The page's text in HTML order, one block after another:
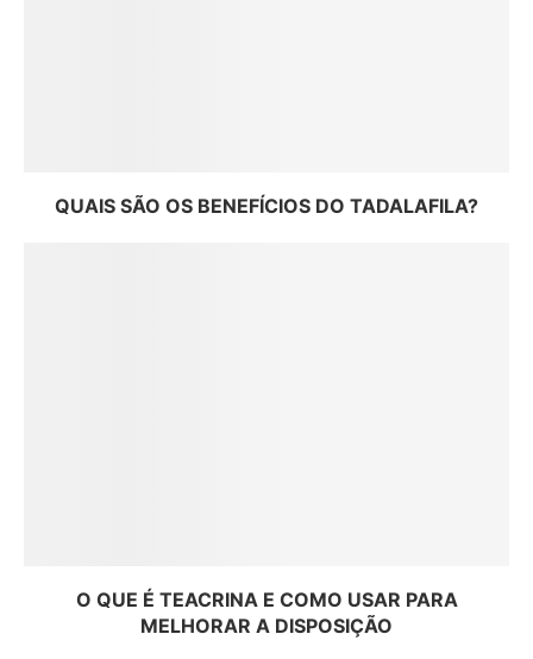
QUAIS SÃO OS BENEFÍCIOS DO TADALAFILA?
O QUE É TEACRINA E COMO USAR PARA
MELHORAR A DISPOSIÇÃO